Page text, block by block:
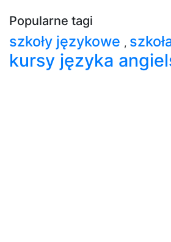
Popularne tagi
szkoły językowe ,
kursy języka